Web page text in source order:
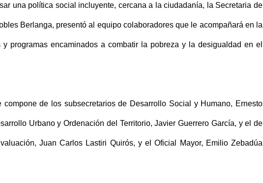
una política social incluyente, cercana a la ciudadanía, la Secretaria de
Berlanga, presentó al equipo colaboradores que le acompañará en la
y programas encaminados a combatir la pobreza y la desigualdad en el
compone de los subsecretarios de Desarrollo Social y Humano, Ernesto
Urbano y Ordenación del Territorio, Javier Guerrero García, y el de
Juan Carlos Lastiri Quirós, y el Oficial Mayor, Emilio Zebadúa